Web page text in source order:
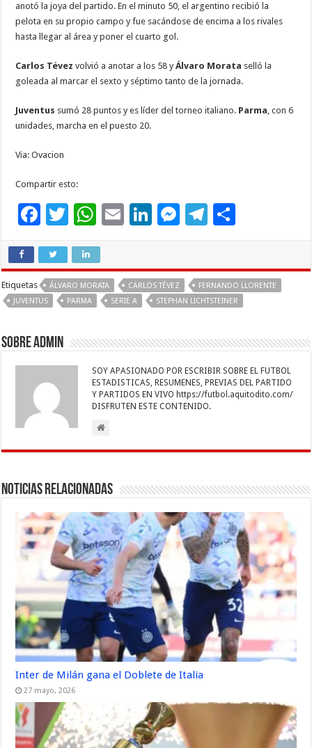
anotó la joya del partido. En el minuto 50, el argentino recibió la
pelota en su propio campo y fue sacándose de encima a los rivales
hasta llegar al área y poner el cuarto gol.
Carlos Tévez volvió a anotar a los 58 yÁlvaro Morata selló la
goleada al marcar el sexto y séptimo tanto de la jornada.
Juventus sumó 28 puntos y es líder del torneo italiano. Parma, con 6
unidades, marcha en el puesto 20.
Via: Ovacion
Compartir esto:
F
e
b
o
k
T
tt
er
W
at
sA
p
E
l
Li
e
dI
M
n
g
T
gr
a
p
ar
r
Etiquetas ÁLVARO MORATA CARLOS TÉVEZ
FERNANDO LLORENTE
JUVENTUS
PARMA SERIE A STEPHAN LICHTSTEINER
Sobre admin
SOY APASIONADO POR ESCRIBIR SOBRE EL FUTBOL
ESTADISTICAS, RESUMENES, PREVIAS DEL PARTIDO
Y PARTIDOS EN VIVO https://futbol.aquitodito.com/
DISFRUTEN ESTE CONTENIDO.
Noticias Relacionadas
Inter de Milán gana el Doblete de Italia
27 mayo, 2026